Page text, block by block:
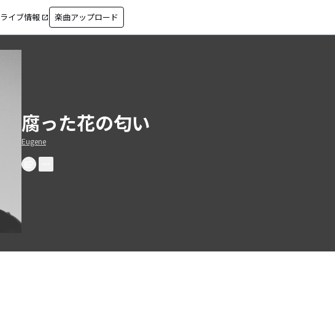
ライブ情報 open_in_new 楽曲アップロード
腐った花の匂い
Eugene